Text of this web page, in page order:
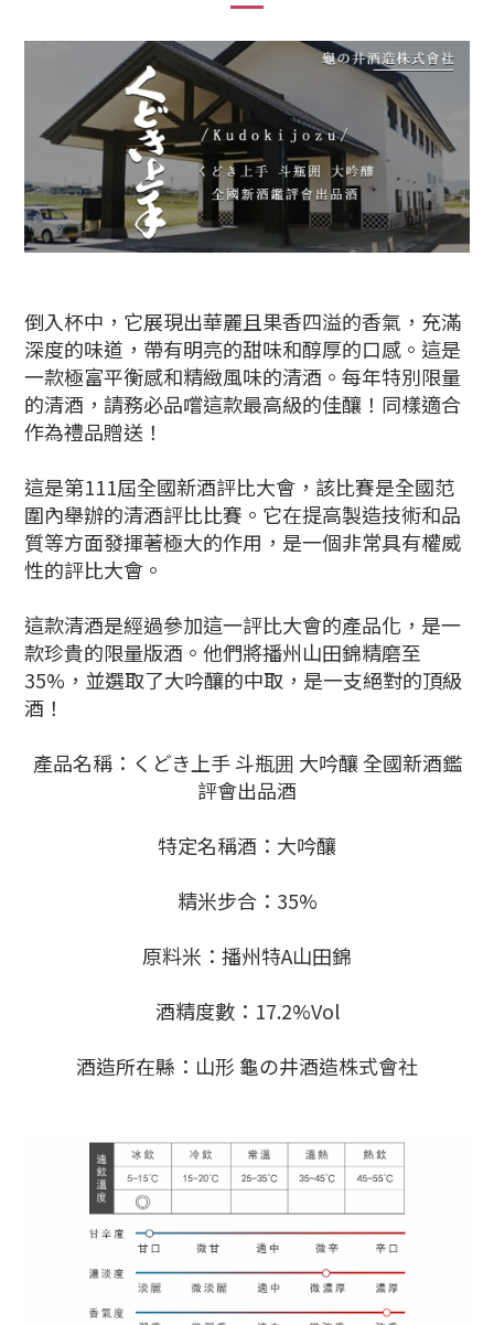
倒入杯中，它展現出華麗且果香四溢的香氣，充滿
深度的味道，帶有明亮的甜味和醇厚的口感。這是
一款極富平衡感和精緻風味的清酒。每年特別限量
的清酒，請務必品嚐這款最高級的佳釀！同樣適合
作為禮品贈送！
這是第111屆全國新酒評比大會，該比賽是全國范
圍內舉辦的清酒評比比賽。它在提高製造技術和品
質等方面發揮著極大的作用，是一個非常具有權威
性的評比大會。
這款清酒是經過參加這一評比大會的產品化，是一
款珍貴的限量版酒。他們將播州山田錦精磨至
35%，並選取了大吟釀的中取，是一支絕對的頂級
酒！
產品名稱：くどき上手 斗瓶囲 大吟釀 全國新酒鑑
評會出品酒
特定名稱酒：大吟釀
精米步合：35%
原料米：播州特A山田錦
酒精度數：17.2%Vol
酒造所在縣：山形 龜の井酒造株式會社